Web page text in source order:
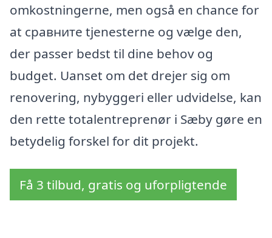
omkostningerne, men også en chance for
at сравните tjenesterne og vælge den,
der passer bedst til dine behov og
budget. Uanset om det drejer sig om
renovering, nybyggeri eller udvidelse, kan
den rette totalentreprenør i Sæby gøre en
betydelig forskel for dit projekt.
Få 3 tilbud, gratis og uforpligtende